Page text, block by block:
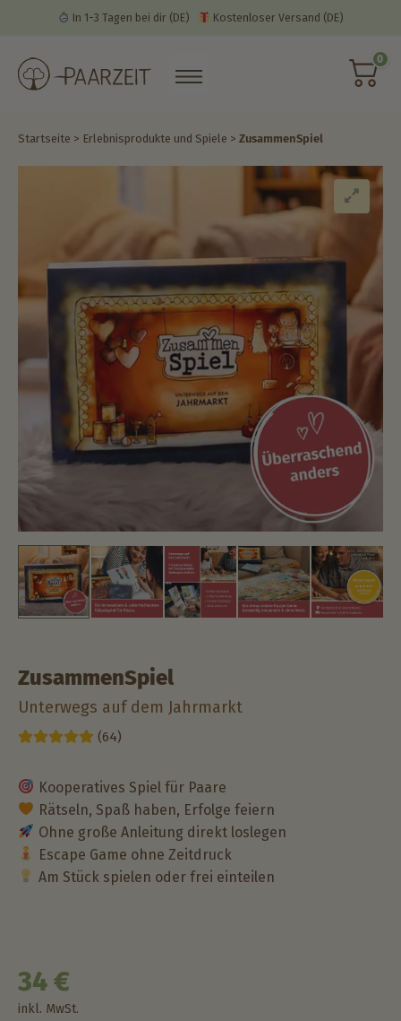
In 1-3 Tagen bei dir (DE) Kostenloser Versand (DE)
0
Startseite > Erlebnisprodukte und Spiele > ZusammenSpiel
ZusammenSpiel
Unterwegs auf dem Jahrmarkt
(64)
Kooperatives Spiel für Paare
Rätseln, Spaß haben, Erfolge feiern
Ohne große Anleitung direkt loslegen
Escape Game ohne Zeitdruck
Am Stück spielen oder frei einteilen
34€
inkl. MwSt.